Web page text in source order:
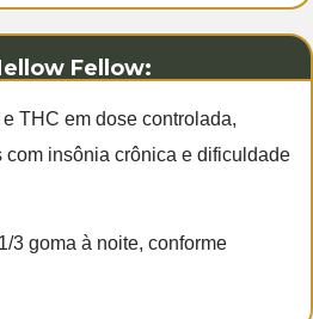
Fellow:
THC em dose controlada,
com insônia crônica e dificuldade
1/3 goma à noite, conforme